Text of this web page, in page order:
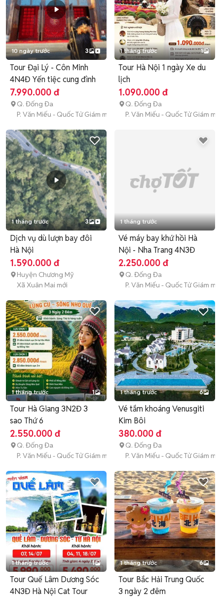
10 ngày trước 3
Tour Đại Lý - Côn Minh
4N4Đ Yến tiệc cung đình
7.990.000 đ
Q. Đống Đa
P. Văn Miếu - Quốc Tử Giám mới
1 tháng trước 1
Tour Hà Nội 1 ngày Xe du
lịch
1.090.000 đ
Q. Đống Đa
P. Văn Miếu - Quốc Tử Giám mới
1 tháng trước 3
Dịch vụ dù lượn bay đôi
Hà Nội
1.590.000 đ
Huyện Chương Mỹ
Xã Xuân Mai mới
1 tháng trước
Vé máy bay khứ hồi Hà
Nội - Nha Trang 4N3Đ
2.250.000 đ
Q. Đống Đa
P. Văn Miếu - Quốc Tử Giám mới
1 tháng trước 1
Tour Hà Giang 3N2Đ 3
sao Thứ 6
2.550.000 đ
Q. Đống Đa
P. Văn Miếu - Quốc Tử Giám mới
1 tháng trước 6
Vé tắm khoáng Venusgiti
Kim Bôi
380.000 đ
Q. Đống Đa
P. Văn Miếu - Quốc Tử Giám mới
1 tháng trước 1
Tour Quế Lâm Dương Sóc
4N3Đ Hà Nội Cat Tour
1 tháng trước 6
Tour Bắc Hải Trung Quốc
3 ngày 2 đêm